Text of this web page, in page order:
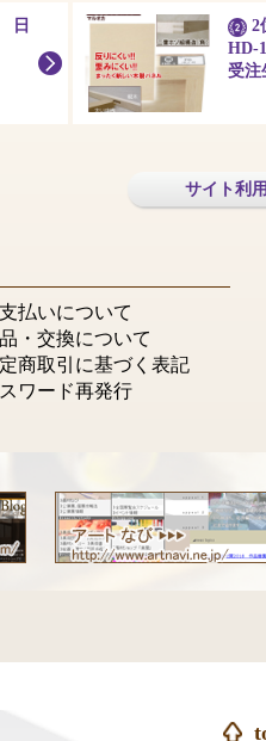
日
2
HD-
受注
サイト利
払いについて
・交換について
商取引に基づく表記
ワード再発行